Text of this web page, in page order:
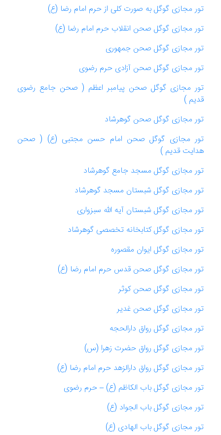
تور مجازی گوگل به صورت کلی از حرم امام رضا (ع)
تور مجازی گوگل صحن انقلاب حرم امام رضا (ع)
تور مجازی گوگل صحن جمهوری
تور مجازی گوگل صحن آزادی حرم رضوی
تور مجازی گوگل صحن پیامبر اعظم ( صحن جامع رضوی
قدیم )
تور مجازی گوگل صحن گوهرشاد
تور مجازی گوگل صحن امام حسن مجتبی (ع) ( صحن
هدایت قدیم )
تور مجازی گوگل مسجد جامع گوهرشاد
تور مجازی گوگل شبستان مسجد گوهرشاد
تور مجازی گوگل شبستان آیه الله سبزواری
تور مجازی گوگل کتابخانه تخصصی گوهرشاد
تور مجازی گوگل ایوان مقصوره
تور مجازی گوگل صحن قدس حرم امام رضا (ع)
تور مجازی گوگل صحن کوثر
تور مجازی گوگل صحن غدیر
تور مجازی گوگل رواق دارالحجه
تور مجازی گوگل رواق حضرت زهرا (س)
تور مجازی گوگل رواق دارالزهد حرم امام رضا (ع)
تور مجازی گوگل باب الکاظم (ع) – حرم رضوی
تور مجازی گوگل باب الجواد (ع)
تور مجازی گوگل باب الهادی (ع)